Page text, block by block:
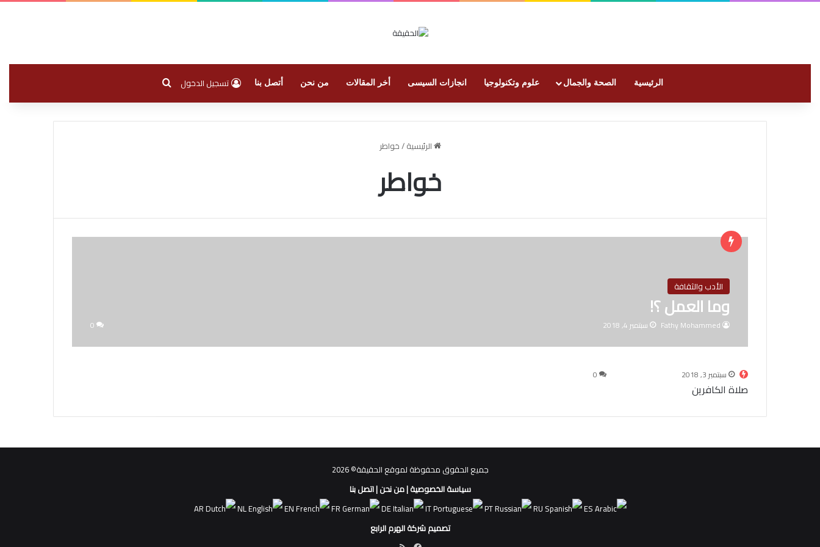
الرئيسية الصحة والجمال علوم وتكنولوجيا انجازات السيسى أخر المقالات من نحن أتصل بنا تسجيل الدخول
الرئيسية/خواطر
خواطر
الأدب والثقافة
وما العمل ؟!
Fathy Mohammed سبتمبر 4, 2018 0
سبتمبر 3, 2018 0
صلاة الكافرين
جميع الحقوق محفوظة لموقع الحقيقة© 2026
سياسة الخصوصية|من نحن|اتصل بنا
AR
NL EN FR DE IT PT RU
ES
تصميم شركة الهرم الرابع